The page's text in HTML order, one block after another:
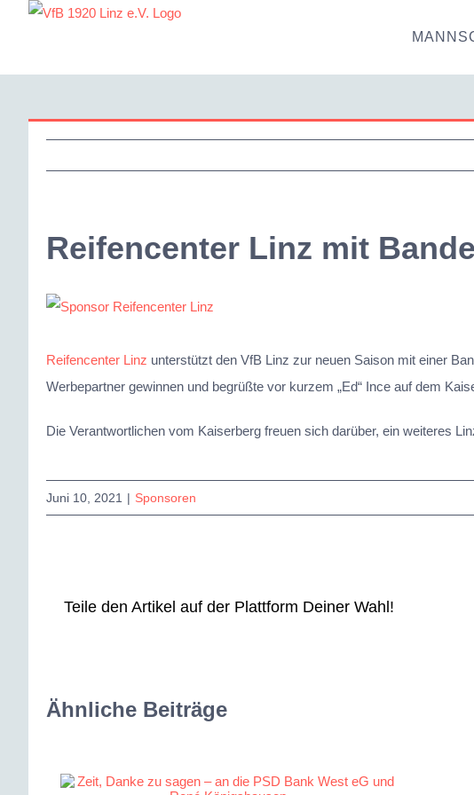
Reifencenter Linz mit
Zeige
Bild
Reifencenter Linz unterstützt den VfB Linz zur neuen Saison mit einer
Werbepartner gewinnen und begrüßte vor kurzem „Ed“ Ince auf dem
Die Verantwortlichen vom Kaiserberg freuen sich darüber, ein weiteres
Juni 10, 2021 | Sponsoren
Teile den Artikel auf der Plattform Deiner Wahl!
Ähnliche Beiträge